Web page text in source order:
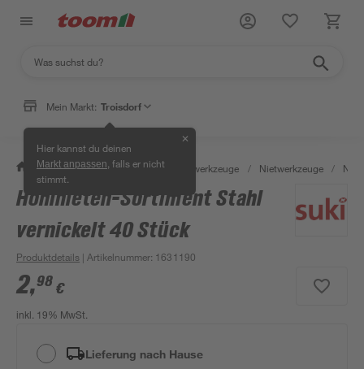
Mein Markt: Troisdorf
Hier kannst du deinen
Markt anpassen , falls er nicht
stimmt.
✕
/ Werkstatt & Maschinen / Handwerkzeuge / Nietwerkzeuge /
Hohlnieten-Sortiment Stahl
vernickelt 40 Stück
Produktdetails | Artikelnummer: 1631190
2,98 €
inkl. 19% MwSt.
Lieferung nach Hause